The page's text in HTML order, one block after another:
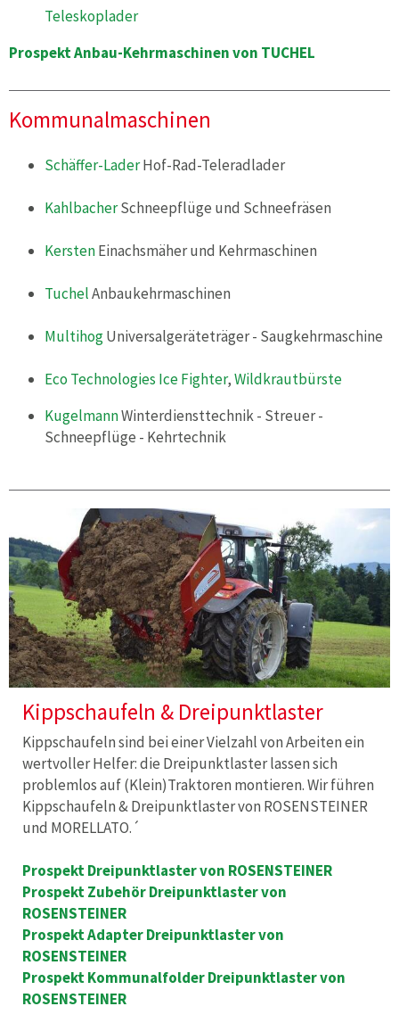
Teleskoplader
Prospekt Anbau-Kehrmaschinen von TUCHEL
Kommunalmaschinen
Schäffer-LaderHof-Rad-Teleradlader
KahlbacherSchneepflüge und Schneefräsen
KerstenEinachsmäher und Kehrmaschinen
TuchelAnbaukehrmaschinen
MultihogUniversalgeräteträger - Saugkehrmaschine
Eco Technologies Ice Fighter,Wildkrautbürste
KugelmannWinterdiensttechnik - Streuer -
Schneepflüge - Kehrtechnik
Kippschaufeln & Dreipunktlaster
Kippschaufeln sind bei einer Vielzahl von Arbeiten ein
wertvoller Helfer: die Dreipunktlaster lassen sich
problemlos auf (Klein)Traktoren montieren. Wir führen
Kippschaufeln & Dreipunktlaster von ROSENSTEINER
und MORELLATO.´
Prospekt Dreipunktlaster von ROSENSTEINER
Prospekt Zubehör Dreipunktlaster von
ROSENSTEINER
Prospekt Adapter Dreipunktlaster von
ROSENSTEINER
Prospekt Kommunalfolder Dreipunktlaster von
ROSENSTEINER